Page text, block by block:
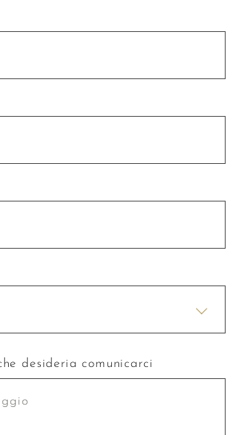
desideria comunicarci